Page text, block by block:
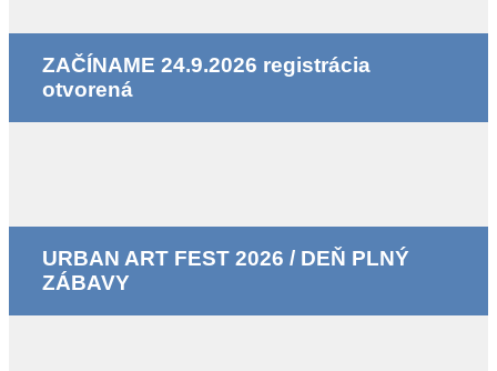
ZAČÍNAME 24.9.2026 registrácia
otvorená
URBAN ART FEST 2026 / DEŇ PLNÝ
ZÁBAVY